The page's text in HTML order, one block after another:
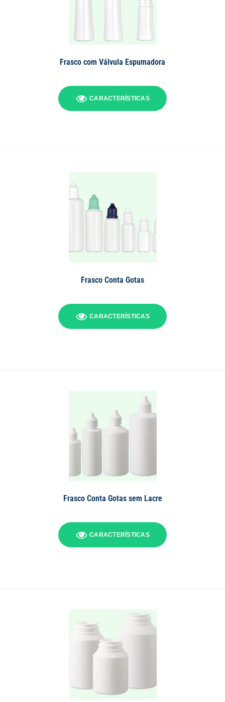
Frasco com Válvula Espumadora
CARACTERÍSTICAS
Frasco Conta Gotas
CARACTERÍSTICAS
Frasco Conta Gotas sem Lacre
CARACTERÍSTICAS